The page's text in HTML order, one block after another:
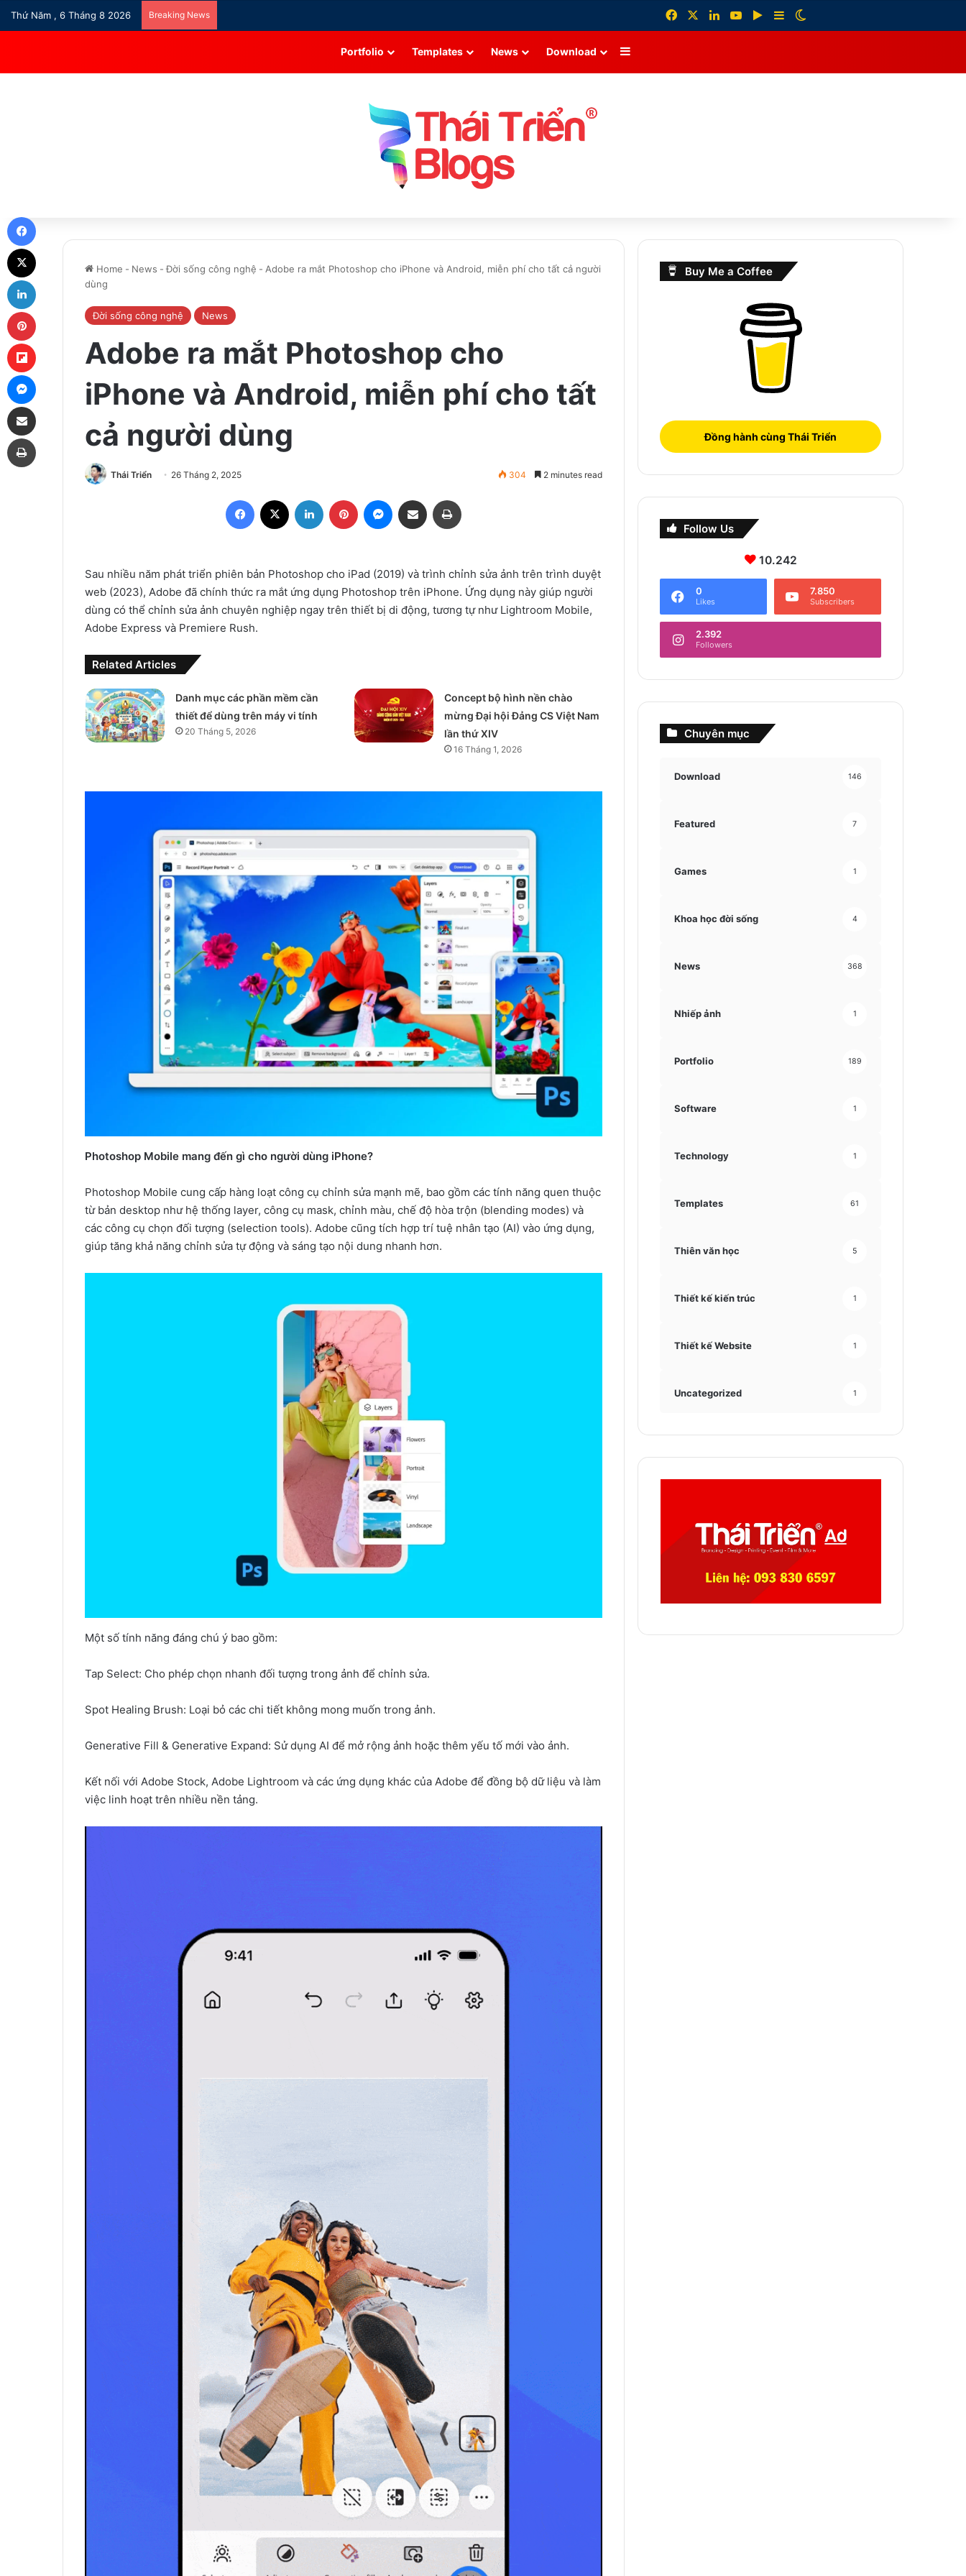
Thứ Năm , 6 Tháng 8 2026 Breaking News FacebookLinkedInYouTubeGoogle Play
Sidebar
Portfolio Templates News Download Sidebar
Home - News - Đời sống công nghệ - Adobe ra mắt Photoshop cho iPhone và Android, miễn phí cho tất cả người
dùng
Đời sống công nghệ News
Adobe ra mắt Photoshop cho
iPhone và Android, miễn phí cho tất
cả người dùng
Thái Triển 26 Tháng 2, 2025 304 2 minutes read
Facebook LinkedIn Pinterest Messenger
Share via Email
Sau nhiều năm phát triển phiên bản Photoshop cho iPad (2019) và trình chỉnh sửa ảnh trên trình duyệt
web (2023), Adobe đã chính thức ra mắt ứng dụng Photoshop trên iPhone. Ứng dụng này giúp người
dùng có thể chỉnh sửa ảnh chuyên nghiệp ngay trên thiết bị di động, tương tự như Lightroom Mobile,
Adobe Express và Premiere Rush.
Related Articles
Danh mục các phần mềm cần
thiết để dùng trên máy vi tính
20 Tháng 5, 2026
Concept bộ hình nền chào
mừng Đại hội Đảng CS Việt Nam
lần thứ XIV
16 Tháng 1, 2026
Photoshop Mobile mang đến gì cho người dùng iPhone?
Photoshop Mobile cung cấp hàng loạt công cụ chỉnh sửa mạnh mẽ, bao gồm các tính năng quen thuộc
từ bản desktop như hệ thống layer, công cụ mask, chỉnh màu, chế độ hòa trộn (blending modes) và
các công cụ chọn đối tượng (selection tools). Adobe cũng tích hợp trí tuệ nhân tạo (AI) vào ứng dụng,
giúp tăng khả năng chỉnh sửa tự động và sáng tạo nội dung nhanh hơn.
Một số tính năng đáng chú ý bao gồm:
Tap Select: Cho phép chọn nhanh đối tượng trong ảnh để chỉnh sửa.
Spot Healing Brush: Loại bỏ các chi tiết không mong muốn trong ảnh.
Generative Fill & Generative Expand: Sử dụng AI để mở rộng ảnh hoặc thêm yếu tố mới vào ảnh.
Kết nối với Adobe Stock, Adobe Lightroom và các ứng dụng khác của Adobe để đồng bộ dữ liệu và làm
việc linh hoạt trên nhiều nền tảng.
Buy Me a Coffee
Đồng hành cùng Thái Triển
Follow Us
10.242
0
Likes
7.850
Subscribers
2.392
Followers
Chuyên mục
Download 146
Featured 7
Games 1
Khoa học đời sống 4
News 368
Nhiếp ảnh 1
Portfolio 189
Software 1
Technology 1
Templates 61
Thiên văn học 5
Thiết kế kiến trúc 1
Thiết kế Website 1
Uncategorized 1